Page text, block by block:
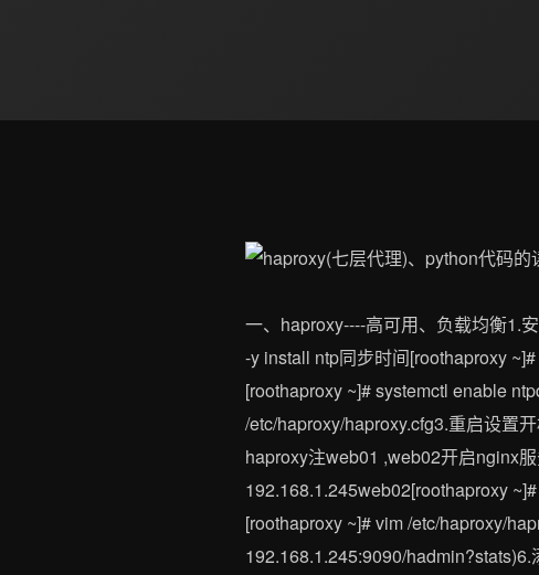
一、haproxy----高可用、负载均衡1.
-y install ntp同步时间[roothaproxy
[roothaproxy ~]# systemctl enable
/etc/haproxy/haproxy.cfg3.重启设置
haproxy注web01 ,web02开启nginx
192.168.1.245web02[roothaproxy
[roothaproxy ~]# vim /etc/haproxy/
192.168.1.245:9090/